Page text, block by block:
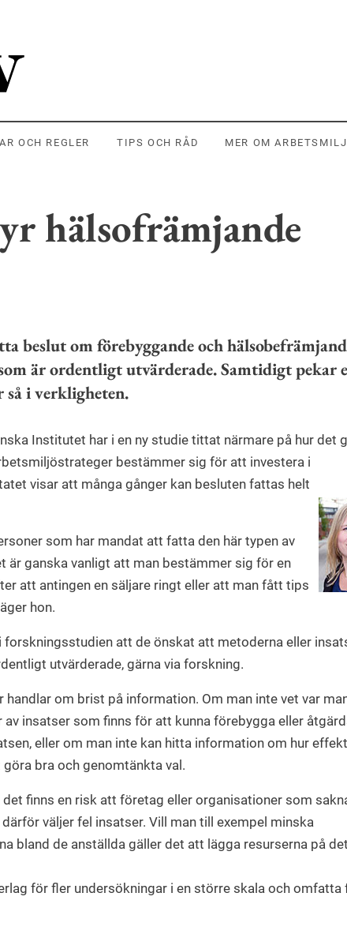
OCH REGLER TIPS OCH RÅD MER OM
hälsofrämjande
beslut om förebyggande och
är ordentligt utvärderade. Samtidigt pekar
i verkligheten.
Institutet har i en ny studie tittat närmare på hur det
bestämmer sig för att investera i
visar att många gånger kan besluten fattas helt
som har mandat att fatta den här typen av
är ganska vanligt att man bestämmer sig för en
att antingen en säljare ringt eller att man fått tips
hon.
att de önskat att metoderna eller
utvärderade, gärna via forskning.
om brist på information. Om man inte vet var
av insatser som finns för att kunna förebygga eller
eller om man inte kan hitta information om hur
bra och genomtänkta val.
finns en risk att företag eller organisationer som
väljer fel insatser. Vill man till exempel minska
bland de anställda gäller det att lägga resurserna på
för fler undersökningar i en större skala och omfatta